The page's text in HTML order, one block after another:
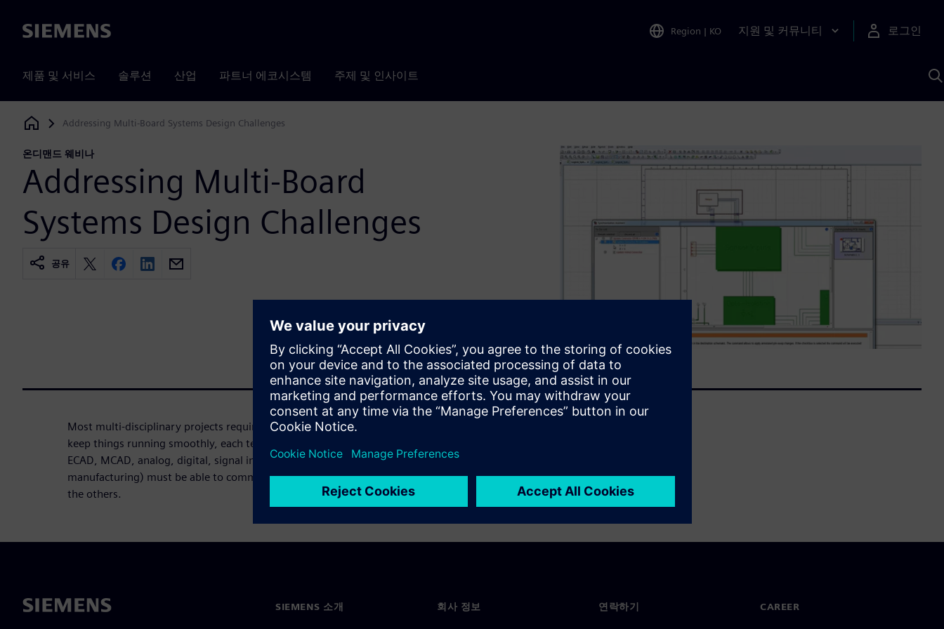
Siemens Region | KO 지원 및 커뮤니티 로그인
제품 및 서비스 솔루션 산업 파트너 에코시스템 주제 및 인사이트
Siemens Digital Industries Software
Addressing Multi-Board Systems Design Challenges
온디맨드 웨비나
Addressing Multi-Board
Systems Design Challenges
공유
Most multi-disciplinary projects require engineers to work simultaneously. To
keep things running smoothly, each team (systems design, systems integration,
ECAD, MCAD, analog, digital, signal integrity, power integrity, thermal, and PCB
manufacturing) must be able to communicate and collaborate efficiently with
the others.
SIEMENS 소개 회사 정보 연락하기 CAREER